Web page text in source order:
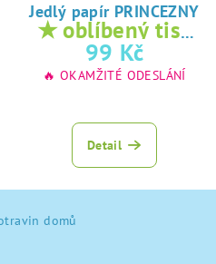
Jedlý papír PRINCEZNY
★ oblíbený tisk
na jedlý papír
99 Kč
🔥 OKAMŽITÉ ODESLÁNÍ
Detail
domů